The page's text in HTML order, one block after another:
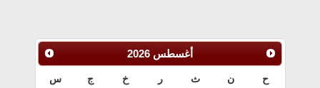
أغسطس 2026
ح ن ث ر خ ج س